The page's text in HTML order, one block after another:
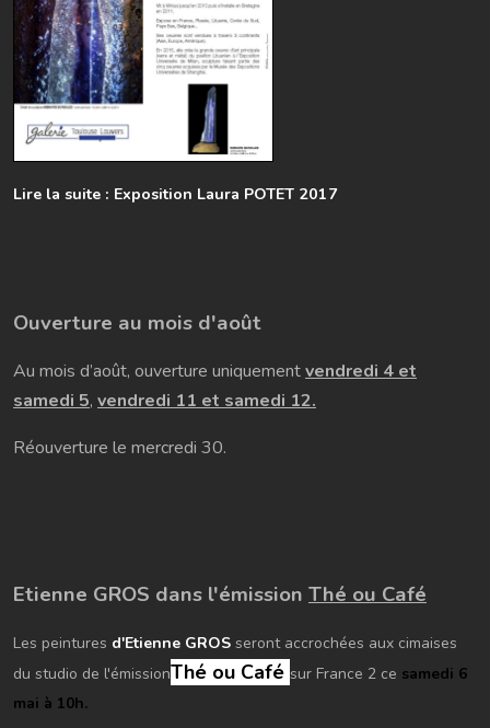
Lire la suite : Exposition Laura POTET 2017
Ouverture au mois d'août
Au mois d’août, ouverture uniquementvendredi 4 et
samedi 5, vendredi 11 et samedi 12.
Réouverture le mercredi 30.
Etienne GROS dans l'émission Thé ou Café
​Les peintures d'Etienne GROS seront accrochées ​aux cimaises
du studio de l'émission​Thé ou Café ​sur France 2 ​ce samedi 6
mai à 10h.